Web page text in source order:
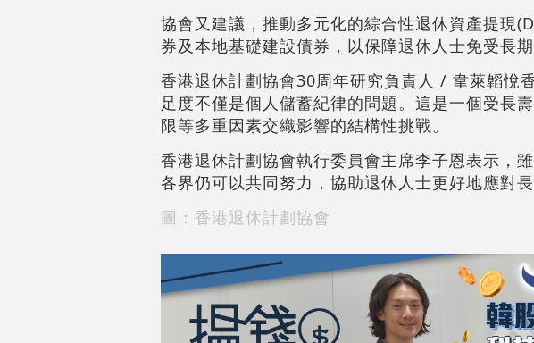
協會又建議，推動多元化的綜合性退休資產提
券及本地基礎建設債券，以保障退休人士免受長期
香港退休計劃協會30周年研究負責人 / 韋萊韜悅
足度不僅是個人儲蓄紀律的問題。這是一個受長
限等多重因素交織影響的結構性挑戰。
香港退休計劃協會執行委員會主席李子恩表示，
各界仍可以共同努力，協助退休人士更好地應對
圖：香港退休計劃協會